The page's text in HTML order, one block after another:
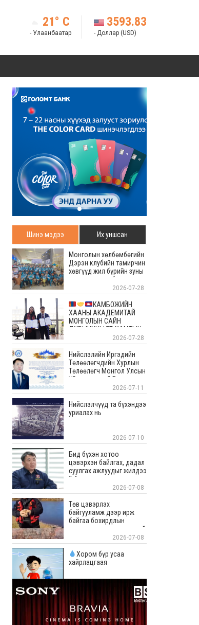
21° C
- Улаанбаатар
3593.83
- Доллар (USD)
Шинэ мэдээ Их уншсан
Монголын хөлбөмбөгийн
Дэрэн клубийн тамирчин
хөвгүүд жил бүрийн зуны
энэ өдрүүдэд болдог
уламжлалт Скандиновын
орнуудын тэмцээндээ
оролцоод ирлээ
2026-07-28
КАМБОЖИЙН
ХААНЫ АКАДЕМИТАЙ
МОНГОЛЫН САЙН
ДУРЫНХНЫ ТӨВ ХАМТЫН
АЖИЛЛАГААНЫ САНАМЖ
БИЧИГТ ГАРЫН ҮСЭГ
ЗУРЛАА
2026-07-28
Нийслэлийн Иргэдийн
Төлөөлөгчдийн Хурлын
Төлөөлөгч Монгол Улсын
Үйлчилгээний Гавьяат
Ажилтан Цогтсайханы
Төрхүүгийн мэндчилгээ
2026-07-11
Нийслэлчүүд та бүхэндээ
уриалах нь
2026-07-10
Бид бүхэн хотоо
цэвэрхэн байлгах, дадал
суулгах ажлуудыг жилдээ
5-6 удаа тогтмол зохион
байгуулж байна2026-07-08
Төв цэвэрлэх
байгууламж дээр ирж
байгаа бохирдлын
хэмжээг ерөөсөө ярихгүй
2026-07-08
Хором бүр усаа
хайрлацгаая
2026-07-08
ЕБС-ийн байрыг 1 цаг
халаахад 20 тонн ус
зарцуулдаг